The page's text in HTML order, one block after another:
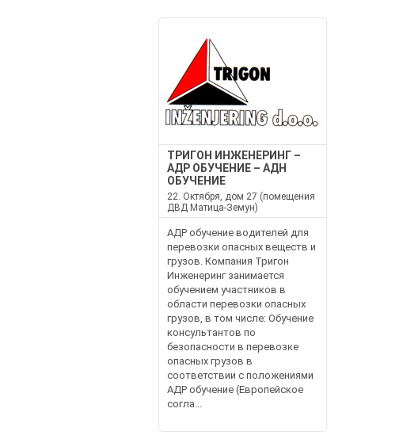
ТРИГОН ИНЖЕНЕРИНГ –
АДР ОБУЧЕНИЕ – АДН
ОБУЧЕНИЕ
22. Октября, дом 27 (помещения
ДВД Матица-Земун)
АДР обучение водителей для
перевозки опасных веществ и
грузов. Компания Тригон
Инженеринг занимается
обучением участников в
области перевозки опасных
грузов, в том числе: Обучение
консультантов по
безопасности в перевозке
опасных грузов в
соответствии с положениями
АДР обучение (Европейское
согла...